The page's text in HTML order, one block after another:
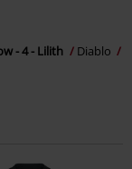
- 4 - Lilith
Diablo